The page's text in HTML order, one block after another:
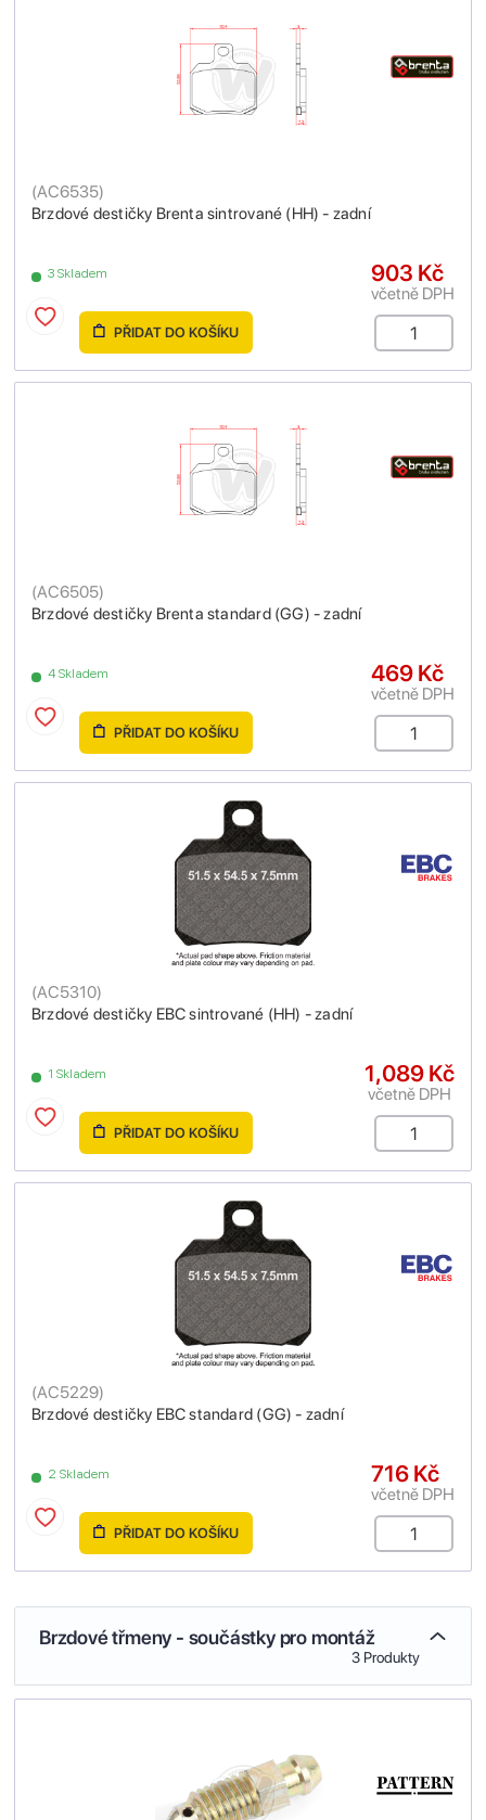
Brzdové destičky Brenta sintrované (HH) - zadní
(AC6535)
3 Skladem 903 Kč
včetně DPH
PŘIDAT DO KOŠÍKU
Brzdové destičky Brenta standard (GG) - zadní
(AC6505)
4 Skladem 469 Kč
včetně DPH
PŘIDAT DO KOŠÍKU
Brzdové destičky EBC sintrované (HH) - zadní
(AC5310)
1 Skladem 1,089 Kč
včetně DPH
PŘIDAT DO KOŠÍKU
Brzdové destičky EBC standard (GG) - zadní
(AC5229)
2 Skladem 716 Kč
včetně DPH
PŘIDAT DO KOŠÍKU
Brzdové třmeny - součástky pro montáž
3 Produkty